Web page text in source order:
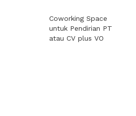
Coworking Space
untuk Pendirian PT
atau CV plus VO